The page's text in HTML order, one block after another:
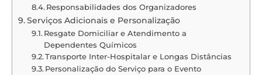
Responsabilidades dos Organizadores
Serviços Adicionais e Personalização
Resgate Domiciliar e Atendimento a
Dependentes Químicos
Transporte Inter-Hospitalar e Longas Distâncias
Personalização do Serviço para o Evento